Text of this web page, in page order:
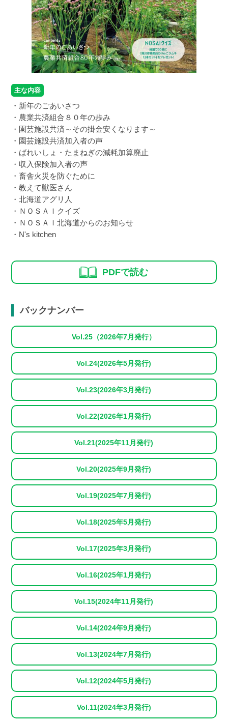
主な内容
・新年のごあいさつ
・農業共済組合８０年の歩み
・園芸施設共済～その掛金安くなります～
・園芸施設共済加入者の声
・ばれいしょ・たまねぎの減耗加算廃止
・収入保険加入者の声
・畜舎火災を防ぐために
・教えて獣医さん
・北海道アグリ人
・ＮＯＳＡＩクイズ
・ＮＯＳＡＩ北海道からのお知らせ
・N's kitchen
PDFで読む
バックナンバー
Vol.25（2026年7月発行）
Vol.24(2026年5月発行)
Vol.23(2026年3月発行)
Vol.22(2026年1月発行)
Vol.21(2025年11月発行)
Vol.20(2025年9月発行)
Vol.19(2025年7月発行)
Vol.18(2025年5月発行)
Vol.17(2025年3月発行)
Vol.16(2025年1月発行)
Vol.15(2024年11月発行)
Vol.14(2024年9月発行)
Vol.13(2024年7月発行)
Vol.12(2024年5月発行)
Vol.11(2024年3月発行)